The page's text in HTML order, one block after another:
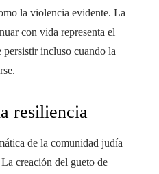
la violencia evidente. La
con vida representa el
incluso cuando la
resiliencia
de la comunidad judía
creación del gueto de